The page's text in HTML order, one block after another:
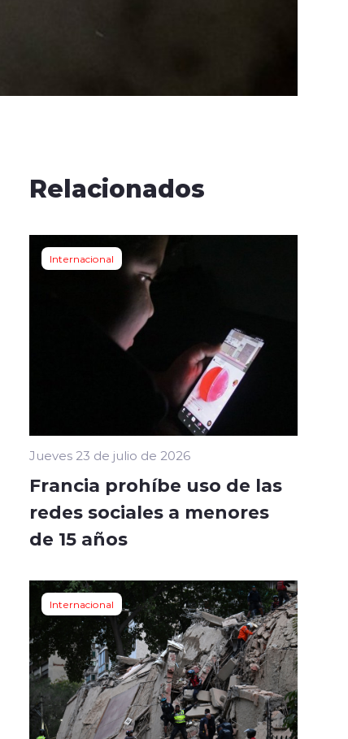
Relacionados
Internacional
Jueves 23 de julio de 2026
Francia prohíbe uso de las
redes sociales a menores
de 15 años
Internacional